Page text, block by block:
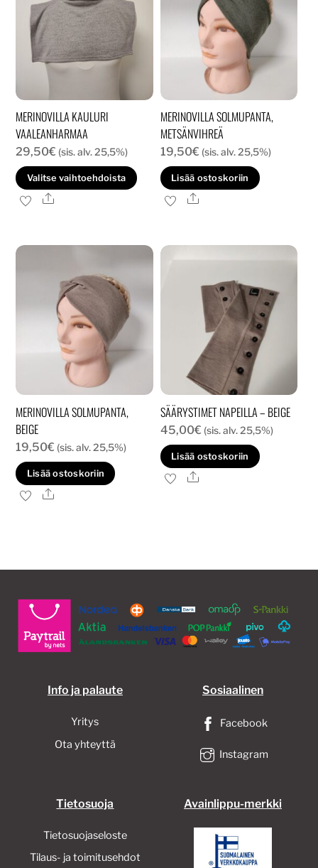
MERINOVILLA KAULURI
VAALEANHARMAA
29,50€ (sis. alv. 25,5%)
Valitse vaihtoehdoista
Tällä
tuotteella
muunnelma.
Ale
MERINOVILLA SOLMUPANTA,
METSÄNVIHREÄ
19,50€ (sis. alv. 25,5%)
Lisää ostoskoriin
Ale
MERINOVILLA SOLMUPANTA,
BEIGE
19,50€ (sis. alv. 25,5%)
Lisää ostoskoriin
Ale
SÄÄRYSTIMET NAPEILLA – BEIGE
45,00€ (sis. alv. 25,5%)
Lisää ostoskoriin
Ale
Info ja palaute
Yritys
Ota yhteyttä
Sosiaalinen
Facebook
Instagram
Tietosuoja
Tietosuojaseloste
Tilaus- ja toimitusehdot
Avainlippu-merkki